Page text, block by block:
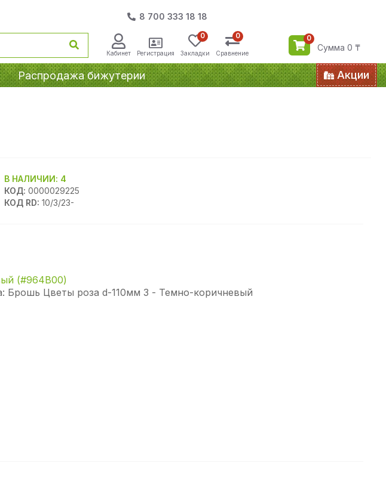
8 700 333 18 18
Кабинет Регистрация Закладки
0
Сравнение
0 0
Сумма 0 ₸
Распродажа бижутерии Акции
В НАЛИЧИИ: 4
КОД: 0000029225
КОД RD: 10/3/23-
(#964B00)
Брошь Цветы роза d-110мм 3 - Темно-коричневый